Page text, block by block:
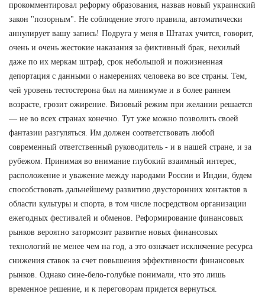
прокомментировал реформу образования, назвав новый украинский
закон "позорным". Не соблюдение этого правила, автоматически
аннулирует вашу запись! Подруга у меня в Штатах учится, говорит,
очень и очень жестокие наказания за фиктивный брак, нехилый
даже по их меркам штраф, срок небольшой и пожизненная
депортация с данными о намерениях человека во все страны. Тем,
чей уровень тестостерона был на минимуме и в более раннем
возрасте, грозит ожирение. Визовый режим при желании решается
— не во всех странах конечно. Тут уже можно позволить своей
фантазии разгуляться. Им должен соответствовать любой
современный ответственный руководитель - и в нашей стране, и за
рубежом. Принимая во внимание глубокий взаимный интерес,
расположение и уважение между народами России и Индии, будем
способствовать дальнейшему развитию двусторонних контактов в
области культуры и спорта, в том числе посредством организации
ежегодных фестивалей и обменов. Реформирование финансовых
рынков вероятно затормозит развитие новых финансовых
технологий не менее чем на год, а это означает исключение ресурса
снижения ставок за счет повышения эффективности финансовых
рынков. Однако сине-бело-голубые понимали, что это лишь
временное решение, и к переговорам придется вернуться.